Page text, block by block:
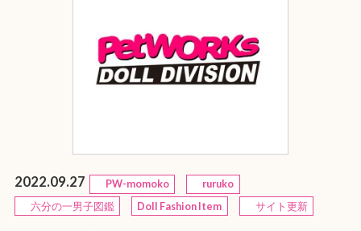
2022.09.27 PW-momoko
ruruko
六分の一男子図鑑
Doll Fashion Item サイト更新